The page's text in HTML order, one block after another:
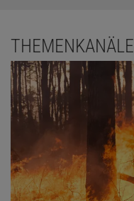
THEMENKANÄLE